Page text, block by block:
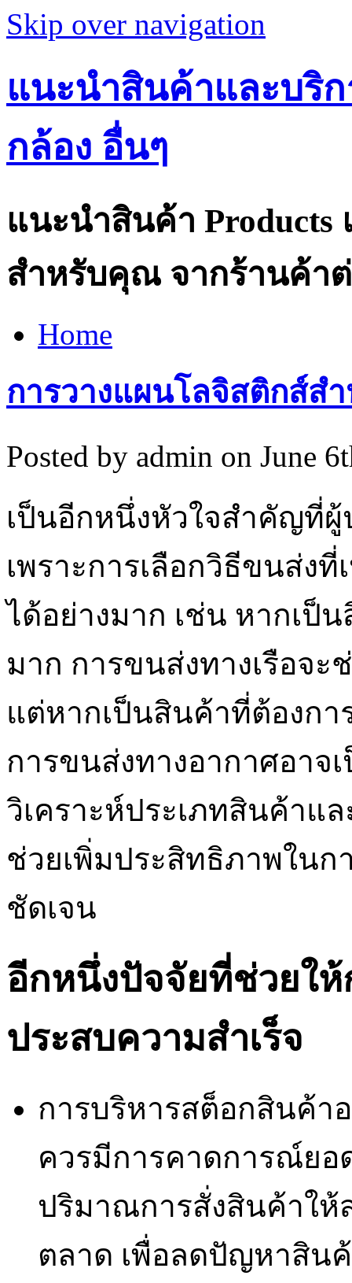
Skip over navigation
แนะนำสินค้าและบริ
กล้อง อื่นๆ
แนะนำสินค้า Products
สำหรับคุณ จากร้านค้าต่
Home
การวางแผนโลจิสติกส์ส
Posted by admin on June
เป็นอีกหนึ่งหัวใจสำคัญที่
เพราะการเลือกวิธีขนส่ง
ได้อย่างมาก เช่น หากเ
มาก การขนส่งทางเรือจ
แต่หากเป็นสินค้าที่ต้องกา
การขนส่งทางอากาศอาจ
วิเคราะห์ประเภทสินค้าแ
ช่วยเพิ่มประสิทธิภาพในก
ชัดเจน
อีกหนึ่งปัจจัยที่ช่วยใ
ประสบความสำเร็จ
การบริหารสต็อกสินค้า
ควรมีการคาดการณ์ยอ
ปริมาณการสั่งสินค้าให้
ตลาด เพื่อลดปัญหาสิน